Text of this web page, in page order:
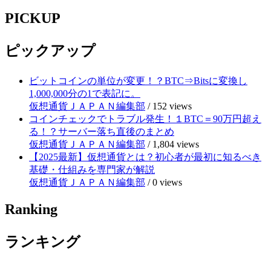
PICKUP
ピックアップ
ビットコインの単位が変更！？BTC⇒Bitsに変換し
1,000,000分の1で表記に。
仮想通貨ＪＡＰＡＮ編集部 / 152 views
コインチェックでトラブル発生！１BTC＝90万円超え
る！？サーバー落ち直後のまとめ
仮想通貨ＪＡＰＡＮ編集部 / 1,804 views
【2025最新】仮想通貨とは？初心者が最初に知るべき
基礎・仕組みを専門家が解説
仮想通貨ＪＡＰＡＮ編集部 /0 views
Ranking
ランキング